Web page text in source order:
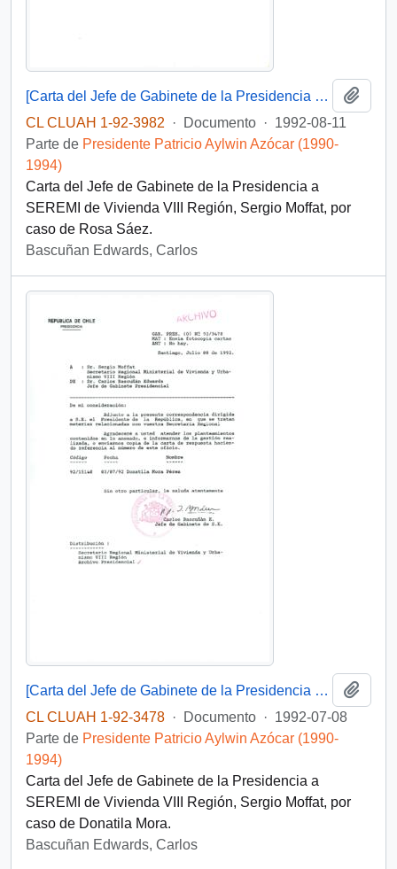
[Carta del Jefe de Gabinete de la Presidencia a SEREMI de Vivienda VIII Región]
CL CLUAH 1-92-3982
· Documento · 1992-08-11
Parte de Presidente Patricio Aylwin Azócar (1990-
1994)
Carta del Jefe de Gabinete de la Presidencia a
SEREMI de Vivienda VIII Región, Sergio Moffat, por
caso de Rosa Sáez.
Bascuñan Edwards, Carlos
[Carta del Jefe de Gabinete de la Presidencia a SEREMI de Vivienda VIII Región]
CL CLUAH 1-92-3478 · Documento · 1992-07-08
Parte de Presidente Patricio Aylwin Azócar (1990-
1994)
Carta del Jefe de Gabinete de la Presidencia a
SEREMI de Vivienda VIII Región, Sergio Moffat, por
caso de Donatila Mora.
Bascuñan Edwards, Carlos